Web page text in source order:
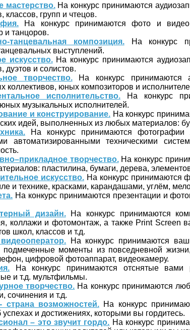
мастерство.На конкурс принимаются
классов, групп и чтецов.
На конкурс принимаются фото и видео
и танцоров.
танцевальная композиция.На конкурс
выступлений.
искусство.На конкурс принимаются
дуэтов и солистов.
творчество.На конкурс принимаются
коллективов, юных композиторов и
исполнительство.На конкурс
музыкальных исполнителей.
и конструирование. На конкурс
идей, выполненных из любых материалов:
На конкурс принимаются
автоматизированными техническими
творчество.На конкурс
пластилина, бумаги, дерева, элементов
искусство.На конкурс принимаются
и технике, красками, карандашами, углём,
На конкурс принимаются презентации и
дизайн.На конкурс принимаются
коллажи и фотомонтаж, а также Print Screen
школ, классов и т.д.
На конкурс принимаются
подмеченные моменты из повседневной
цифровой фотоаппарат, видеокамеру.
На конкурс принимаются отснятые вами
и т.д. мультфильмы.
творчество. На конкурс принимаются
сочинения и т.д.
страна возможностей.На конкурс
успехах и достижениях, которыми вы гордитесь.
– это звучит гордо. На конкурс